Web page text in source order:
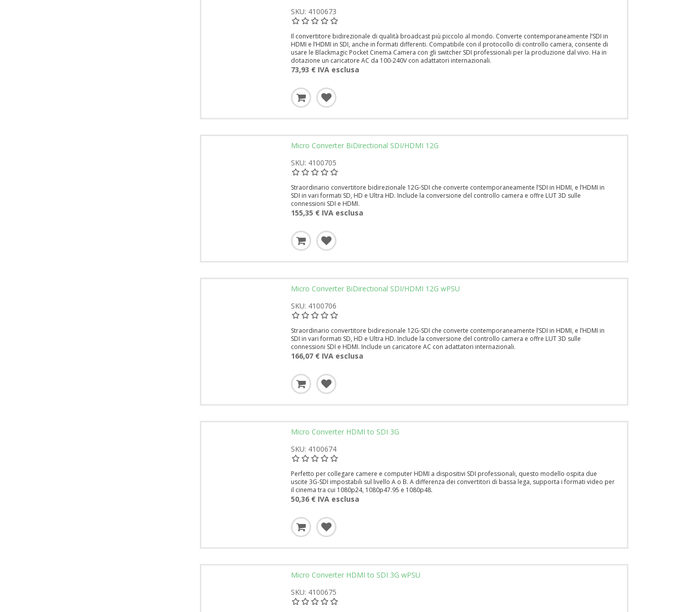
SKU: 4100673
Il convertitore bidirezionale di qualità broadcast più piccolo al mondo. Converte contemporaneamente l’SDI in
HDMI e l’HDMI in SDI, anche in formati differenti. Compatibile con il protocollo di controllo camera, consente di
usare le Blackmagic Pocket Cinema Camera con gli switcher SDI professionali per la produzione dal vivo. Ha in
dotazione un caricatore AC da 100-240V con adattatori internazionali.
73,93 € IVA esclusa
Micro Converter BiDirectional SDI/HDMI 12G
SKU: 4100705
Straordinario convertitore bidirezionale 12G-SDI che converte contemporaneamente l’SDI in HDMI, e l’HDMI in
SDI in vari formati SD, HD e Ultra HD. Include la conversione del controllo camera e offre LUT 3D sulle
connessioni SDI e HDMI.
155,35 € IVA esclusa
Micro Converter BiDirectional SDI/HDMI 12G wPSU
SKU: 4100706
Straordinario convertitore bidirezionale 12G-SDI che converte contemporaneamente l’SDI in HDMI, e l’HDMI in
SDI in vari formati SD, HD e Ultra HD. Include la conversione del controllo camera e offre LUT 3D sulle
connessioni SDI e HDMI. Include un caricatore AC con adattatori internazionali.
166,07 € IVA esclusa
Micro Converter HDMI to SDI 3G
SKU: 4100674
Perfetto per collegare camere e computer HDMI a dispositivi SDI professionali, questo modello ospita due
uscite 3G-SDI impostabili sul livello A o B. A differenza dei convertitori di bassa lega, supporta i formati video per
il cinema tra cui 1080p24, 1080p47.95 e 1080p48.
50,36 € IVA esclusa
Micro Converter HDMI to SDI 3G wPSU
SKU: 4100675